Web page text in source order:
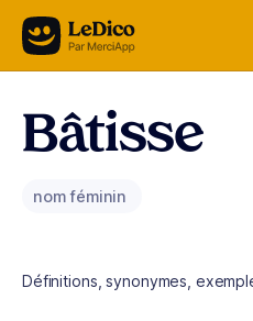
Aller au contenu
Bâtisse
nom féminin
Définitions, synonymes,